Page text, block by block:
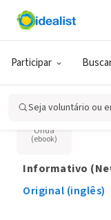
Participar
Seja voluntário ou
Lições da
Lições
Onda
(ebook)
Informativo
Original (inglês)